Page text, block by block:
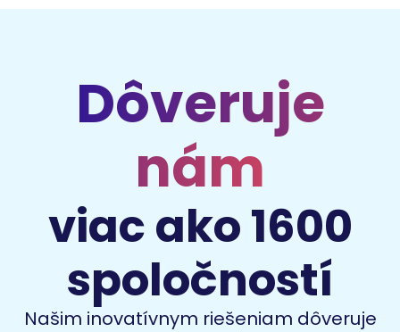
Dôveruje
nám
viac ako 1600
spoločností
Našim inovatívnym riešeniam dôveruje